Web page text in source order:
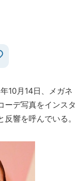
10月14日、メガネ
ーデ写真をインスタ
響を呼んでいる。